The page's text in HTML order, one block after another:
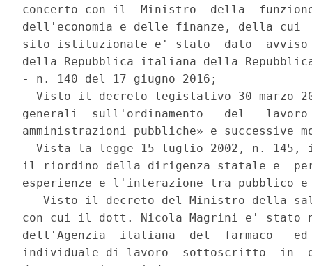
concerto con il  Ministro  della
dell'economia e delle finanze, della cui
sito istituzionale e' stato  dato
della Repubblica italiana della
- n. 140 del 17 giugno 2016;
Visto il decreto legislativo 30 marzo
generali  sull'ordinamento   del
amministrazioni pubbliche» e
Vista la legge 15 luglio 2002, n. 145,
il riordino della dirigenza statale e
esperienze e l'interazione tra pubblico
Visto il decreto del Ministro della
con cui il dott. Nicola Magrini e' stato
dell'Agenzia  italiana  del  farmaco
individuale di lavoro  sottoscritto  in